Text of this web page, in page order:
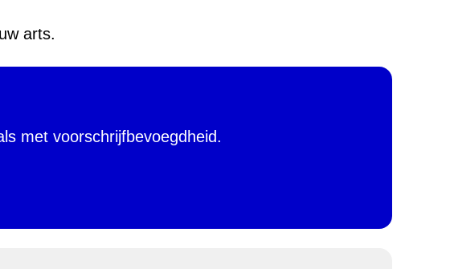
arts.
met voorschrijfbevoegdheid.